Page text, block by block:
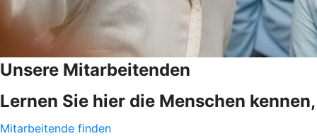
Unsere Mitarbeitenden
Lernen Sie hier die Menschen
Mitarbeitende finden